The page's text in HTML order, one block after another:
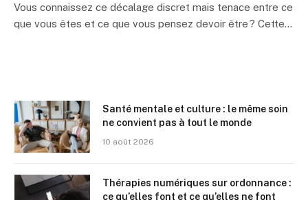
Vous connaissez ce décalage discret mais tenace entre ce
que vous êtes et ce que vous pensez devoir être ? Cette…
Santé mentale et culture : le même soin
ne convient pas à tout le monde
10 août 2026
Thérapies numériques sur ordonnance :
ce qu’elles font et ce qu’elles ne font